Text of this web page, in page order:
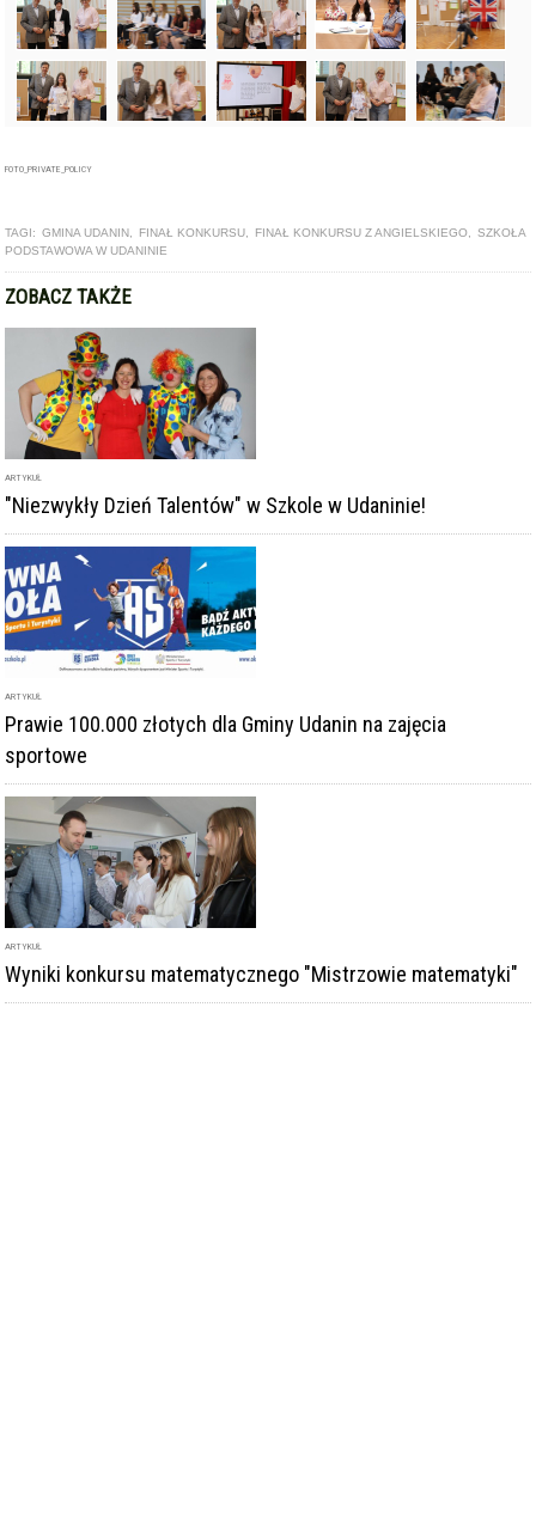
FOTO_PRIVATE_POLICY
TAGI: GMINA UDANIN FINAŁ KONKURSU FINAŁ KONKURSU Z ANGIELSKIEGO
SZKOŁA
PODSTAWOWA W UDANINIE
ZOBACZ TAKŻE
ARTYKUŁ
"Niezwykły Dzień Talentów" w Szkole w Udaninie!
ARTYKUŁ
Prawie 100.000 złotych dla Gminy Udanin na zajęcia
sportowe
ARTYKUŁ
Wyniki konkursu matematycznego "Mistrzowie matematyki"